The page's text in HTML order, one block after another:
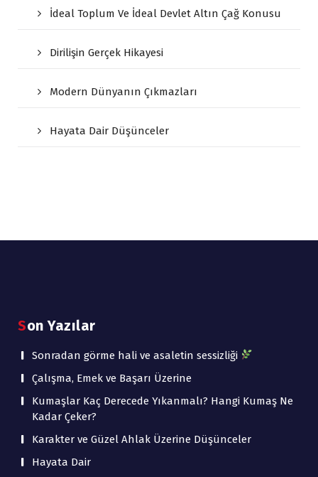
İdeal Toplum Ve İdeal Devlet Altın Çağ Konusu
Dirilişin Gerçek Hikayesi
Modern Dünyanın Çıkmazları
Hayata Dair Düşünceler
Son Yazılar
Sonradan görme hali ve asaletin sessizliği
Çalışma, Emek ve Başarı Üzerine
Kumaşlar Kaç Derecede Yıkanmalı? Hangi Kumaş Ne
Kadar Çeker?
Karakter ve Güzel Ahlak Üzerine Düşünceler
Hayata Dair